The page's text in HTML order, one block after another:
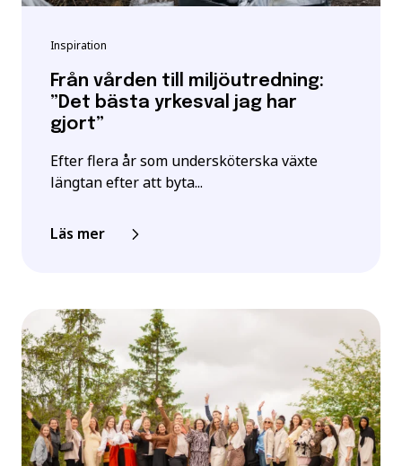
Inspiration
Från vården till miljöutredning:
”Det bästa yrkesval jag har
gjort”
Efter flera år som undersköterska växte
längtan efter att byta...
Läs mer